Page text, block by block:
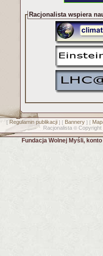
Racjonalista wspiera
[ Regulamin publikacji] [ Bannery] [
Racjonalista © Copyright
Fundacja Wolnej Myśli,